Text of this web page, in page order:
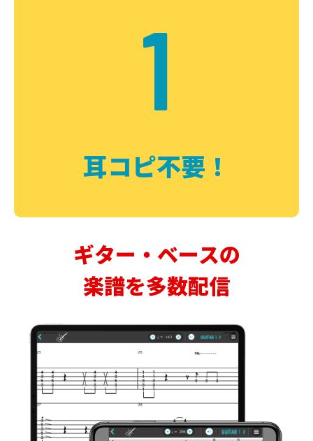
1
耳コピ不要！
ギター・ベースの
楽譜を多数配信